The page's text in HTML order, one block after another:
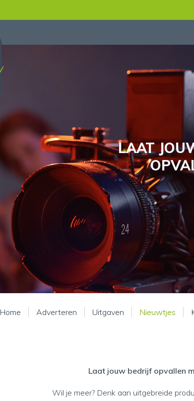
LAAT
Home Adverteren Uitgaven Nieuwtjes
Laat jouw bedrijf opvallen
Wil je meer? Denk aan uitgebreide